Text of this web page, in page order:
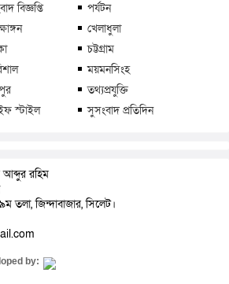
বিজ্ঞপ্তি
পর্যটন
খেলাধুলা
চট্টগ্রাম
ময়মনসিংহ
তথ্যপ্রযুক্তি
স্টাইল সুসংবাদ প্রতিদিন
রহিম
তলা, জিন্দাবাজার, সিলেট।
by: